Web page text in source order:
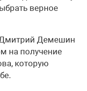
верное
Дмитрий Демешин
на получение
которую